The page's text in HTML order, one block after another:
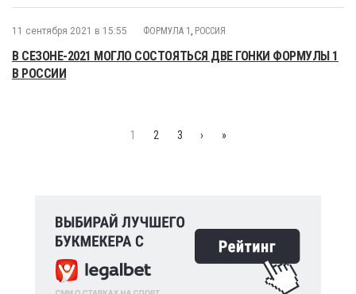
11 сентября 2021 в 15:55 ФОРМУЛА 1 , РОССИЯ
В СЕЗОНЕ-2021 МОГЛО СОСТОЯТЬСЯ ДВЕ ГОНКИ ФОРМУЛЫ 1
В РОССИИ
1 2 3 › »